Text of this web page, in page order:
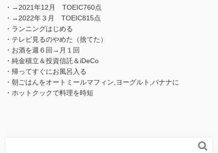
・→2021年12月 TOEIC760点
・→2022年３月 TOEIC815点
・ランニングはじめる
・テレビ見るのやめた（捨てた）
・お酒を週６回→月１回
・純金積立＆投資信託＆iDeCo
・帰ってすぐにお風呂入る
・朝ごはんをオートミールマフィン,ヨーグルト,バナナに
・ホットクックで料理を時短
